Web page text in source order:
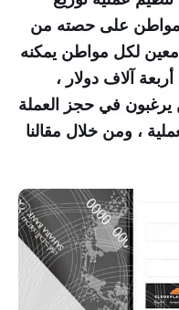
مواطن على حصته من
معين لكل مواطن يمكنه
آلاف دولار ،
يرغبون في حجز العملة
، ومن خلال مقالنا